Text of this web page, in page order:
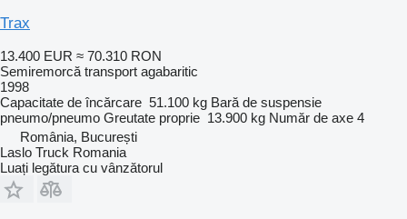
Trax
13.400 EUR ≈ 70.310 RON
Semiremorcă transport agabaritic
1998
Capacitate de încărcare 51.100 kg Bară de suspensie
pneumo/pneumo Greutate proprie 13.900 kg Număr de axe 4
România, București
Laslo Truck Romania
Luați legătura cu vânzătorul